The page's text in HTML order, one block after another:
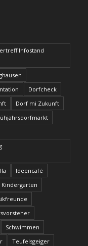
Infostand
Dorfcheck
Dorf mi Zukunft
Ideencafé
Kindergarten
Schwimmen
Teufelsgeiger